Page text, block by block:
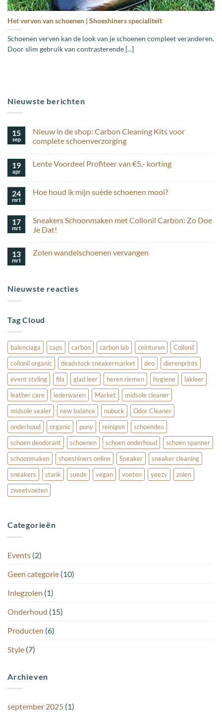
Het verven van schoenen | Shoeshiners specialiteit
Schoenen verven kan de look van je schoenen compleet veranderen.
Door slim gebruik van contrasterende [...]
Nieuwste berichten
15
sep
Nieuw in de shop: Carbon Cleaning Kits voor
complete schoenverzorging
op
shop:
Carbon
complete
schoenverzorging
19
apr
Lente Voordeel Profiteer van €5,- korting
Lente
€5,-
korting
24
mrt
Hoe houd ik mijn suède schoenen mooi?
Hoe
houd
ik
schoenen
17
mrt
Sneakers Schoonmaken met Collonil Carbon: Zo Doe
Je Dat!
op
Zo
13
mrt
Zolen wandelschoenen vervangen
wandelschoenen
Nieuwste reacties
Tag Cloud
balenciaga caps carbon carbon lab ceinturen
Collonil
collonil organic
deadstock sneakermarket deo
dierenprints
event styling
fila glad leer heren riemen hygiene
lakleer
leather care
lederwaren Market
midsole cleaner
midsole sealer
new balance nubuck
Odor Cleaner
onderhoud
organic pony reinigen
schoendeo
schoen deodorant
schoenen schoen onderhoud
schoen spanner
schoonmaken
shoeshiners online Sneaker
sneaker cleaning
sneakers
stank suede vegan voeten yeezy
zolen
zweetvoeten
Categorieën
Events (2)
Geen categorie (10)
Inlegzolen (1)
Onderhoud (15)
Producten (6)
Style (7)
Archieven
september 2025 (1)